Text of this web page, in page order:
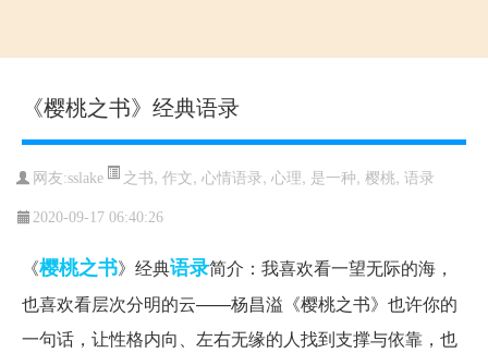
《樱桃之书》经典语录
网友:sslake 之书, 作文, 心情语录, 心理, 是一种, 樱桃, 语录
2020-09-17 06:40:26
《樱桃之书》经典语录简介：我喜欢看一望无际的海，
也喜欢看层次分明的云——杨昌溢《樱桃之书》也许你的
一句话，让性格内向、左右无缘的人找到支撑与依靠，也